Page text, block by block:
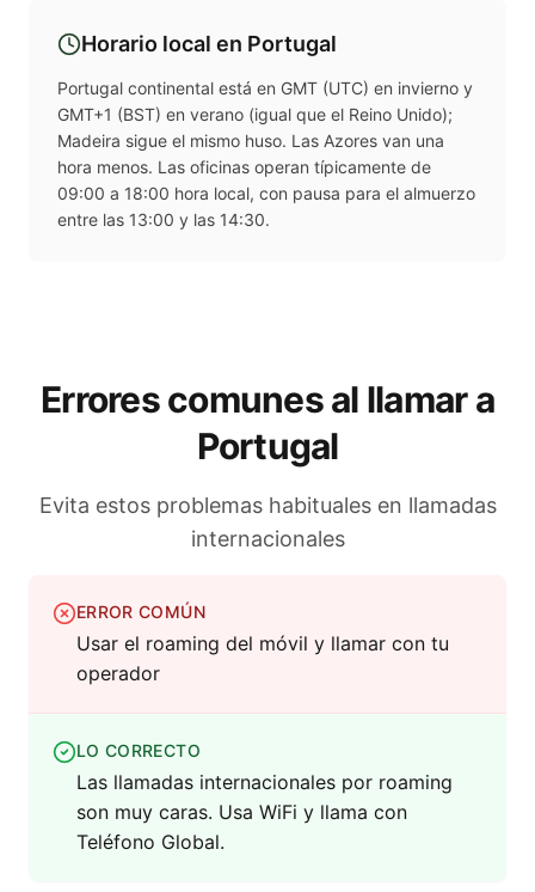
Horario local en Portugal
Portugal continental está en GMT (UTC) en invierno y
GMT+1 (BST) en verano (igual que el Reino Unido);
Madeira sigue el mismo huso. Las Azores van una
hora menos. Las oficinas operan típicamente de
09:00 a 18:00 hora local, con pausa para el almuerzo
entre las 13:00 y las 14:30.
Errores comunes al llamar a
Portugal
Evita estos problemas habituales en llamadas
internacionales
ERROR COMÚN
Usar el roaming del móvil y llamar con tu
operador
LO CORRECTO
Las llamadas internacionales por roaming
son muy caras. Usa WiFi y llama con
Teléfono Global.